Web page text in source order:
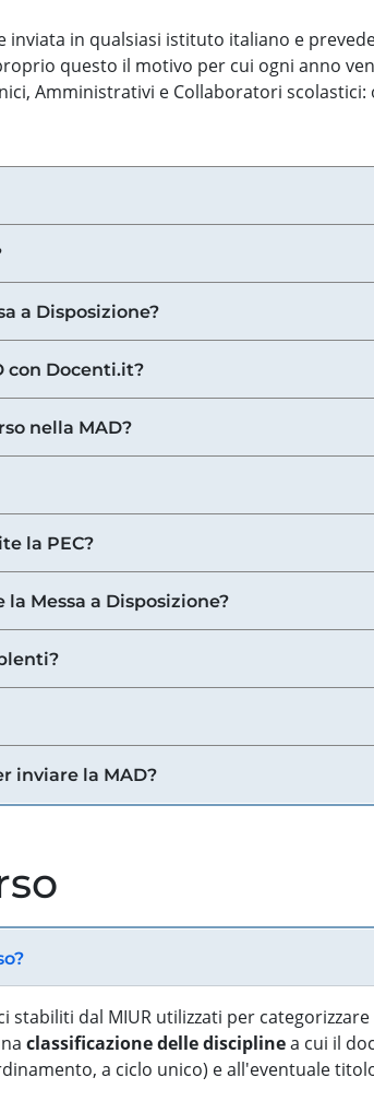
inviata in qualsiasi istituto italiano e
questo il motivo per cui ogni anno
Amministrativi e Collaboratori
a Disposizione?
con Docenti.it?
nella MAD?
la PEC?
Messa a Disposizione?
inviare la MAD?
stabiliti dal MIUR utilizzati per
classificazione delle disciplinea cui il
a ciclo unico) e all'eventuale